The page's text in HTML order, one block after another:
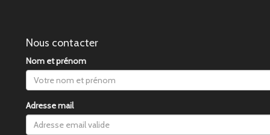
Nous contacter
Nom et prénom
Adresse mail